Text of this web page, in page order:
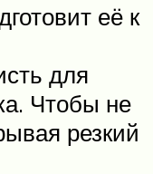
её к
для
Чтобы не
резкий